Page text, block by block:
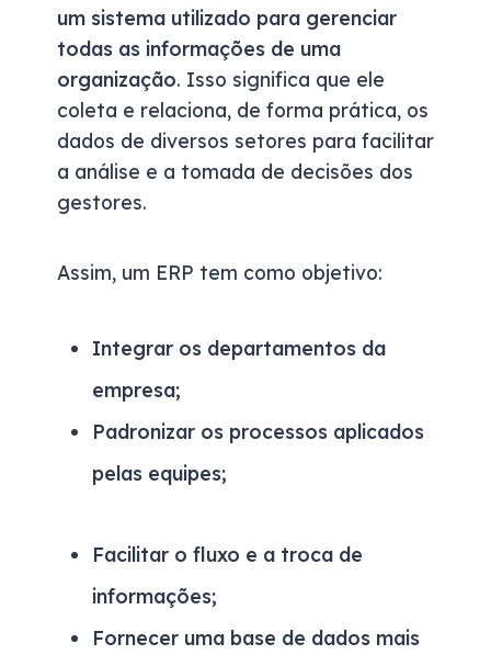
um sistema utilizado para gerenciar
todas as informações de uma
organização. Isso significa que ele
coleta e relaciona, de forma prática, os
dados de diversos setores para facilitar
a análise e a tomada de decisões dos
gestores.
Assim, um ERP tem como objetivo:
Integrar os departamentos da
empresa;
Padronizar os processos aplicados
pelas equipes;
Facilitar o fluxo e a troca de
informações;
Fornecer uma base de dados mais